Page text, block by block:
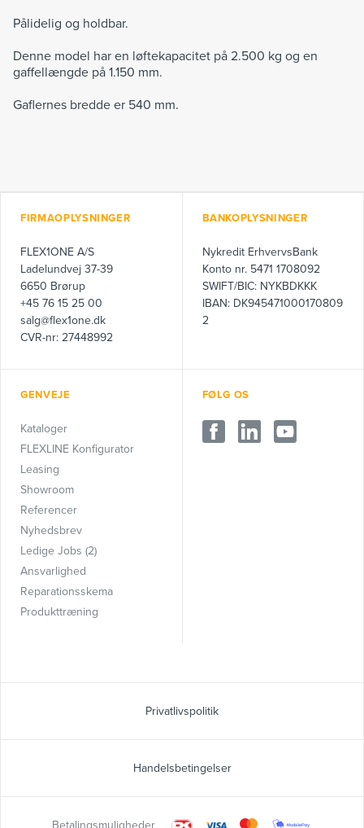
Pålidelig og holdbar.
Denne model har en løftekapacitet på 2.500 kg og en
gaffellængde på 1.150 mm.
Gaflernes bredde er 540 mm.
FIRMAOPLYSNINGER
FLEX1ONE A/S
Ladelundvej 37-39
6650 Brørup
+45 76 15 25 00
salg@flex1one.dk
CVR-nr: 27448992
BANKOPLYSNINGER
Nykredit ErhvervsBank
Konto nr. 5471 1708092
SWIFT/BIC: NYKBDKKK
IBAN: DK945471000170809
2
GENVEJE
Kataloger
FLEXLINE Konfigurator
Leasing
Showroom
Referencer
Nyhedsbrev
Ledige Jobs (2)
Ansvarlighed
Reparationsskema
Produkttræning
FØLG OS
Privatlivspolitik
Handelsbetingelser
Betalingsmuligheder